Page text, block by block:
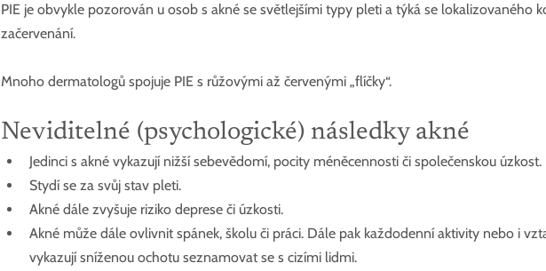
PIE je obvykle pozorován u osob s akné se světlejšími typy pleti a týká se lokalizovaného
začervenání.
Mnoho dermatologů spojuje PIE s růžovými až červenými „flíčky“.
Neviditelné (psychologické) následky akné
Jedinci s akné vykazují nižší sebevědomí, pocity méněcennosti či společenskou úzkost.
Stydí se za svůj stav pleti.
Akné dále zvyšuje riziko deprese či úzkosti.
Akné může dále ovlivnit spánek, školu či práci. Dále pak každodenní aktivity nebo i
vykazují sníženou ochotu seznamovat se s cizími lidmi.